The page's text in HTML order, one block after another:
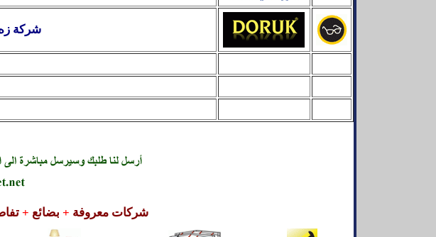
شركة
شركات معروفة + بضائع +